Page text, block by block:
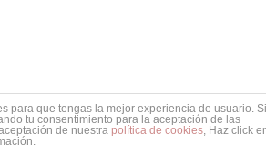
para que tengas la mejor experiencia de usuario. Si
tu consentimiento para la aceptación de las
de nuestra política de cookies, Haz click